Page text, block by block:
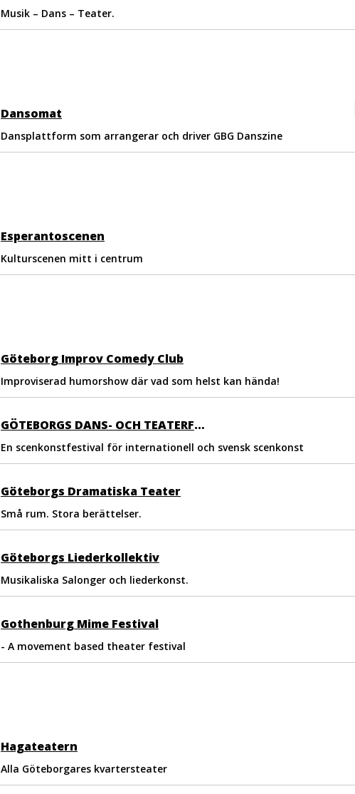
Musik – Dans – Teater.
Dansomat
Dansplattform som arrangerar och driver GBG Danszine
Esperantoscenen
Kulturscenen mitt i centrum
Göteborg Improv Comedy Club
Improviserad humorshow där vad som helst kan hända!
GÖTEBORGS DANS- OCH TEATERFESTIVAL
En scenkonstfestival för internationell och svensk scenkonst
Göteborgs Dramatiska Teater
Små rum. Stora berättelser.
Göteborgs Liederkollektiv
Musikaliska Salonger och liederkonst.
Gothenburg Mime Festival
- A movement based theater festival
Hagateatern
Alla Göteborgares kvartersteater